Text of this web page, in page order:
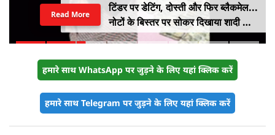
टिंडर पर डेटिंग, दोस्ती और फिर ब्लैकमेल...
नोटों के बिस्तर पर सोकर दिखाया शादी का
सपना, लूट लिए 6 करोड़ रुपए
Read More
हमारे साथ WhatsApp पर जुड़ने के लिए यहां क्लिक करें
हमारे साथ Telegram पर जुड़ने के लिए यहां क्लिक करें